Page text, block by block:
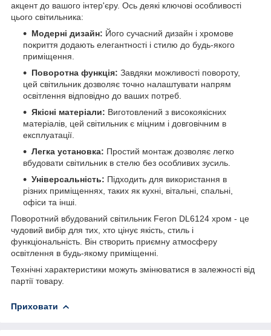
акцент до вашого інтер'єру. Ось деякі ключові особливості
цього світильника:
Модерні дизайн: Його сучасний дизайн і хромове
покриття додають елегантності і стилю до будь-якого
приміщення.
Поворотна функція: Завдяки можливості повороту,
цей світильник дозволяє точно налаштувати напрям
освітлення відповідно до ваших потреб.
Якісні матеріали: Виготовлений з високоякісних
матеріалів, цей світильник є міцним і довговічним в
експлуатації.
Легка установка: Простий монтаж дозволяє легко
вбудовати світильник в стелю без особливих зусиль.
Універсальність: Підходить для використання в
різних приміщеннях, таких як кухні, вітальні, спальні,
офіси та інші.
Поворотний вбудований світильник Feron DL6124 хром - це
чудовий вибір для тих, хто цінує якість, стиль і
функціональність. Він створить приємну атмосферу
освітлення в будь-якому приміщенні.
Технічні характеристики можуть змінюватися в залежності від
партії товару.
Приховати